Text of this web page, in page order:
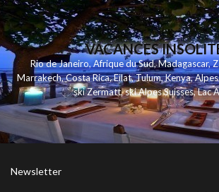
VACANCES
Rio de Janeiro,Afrique du Sud,Madagascar,
Marrakech,Costa Rica,Eilat,Tulum,Kenya,
ski Zermatt,ski Alpes Suisses,Lac
Newsletter